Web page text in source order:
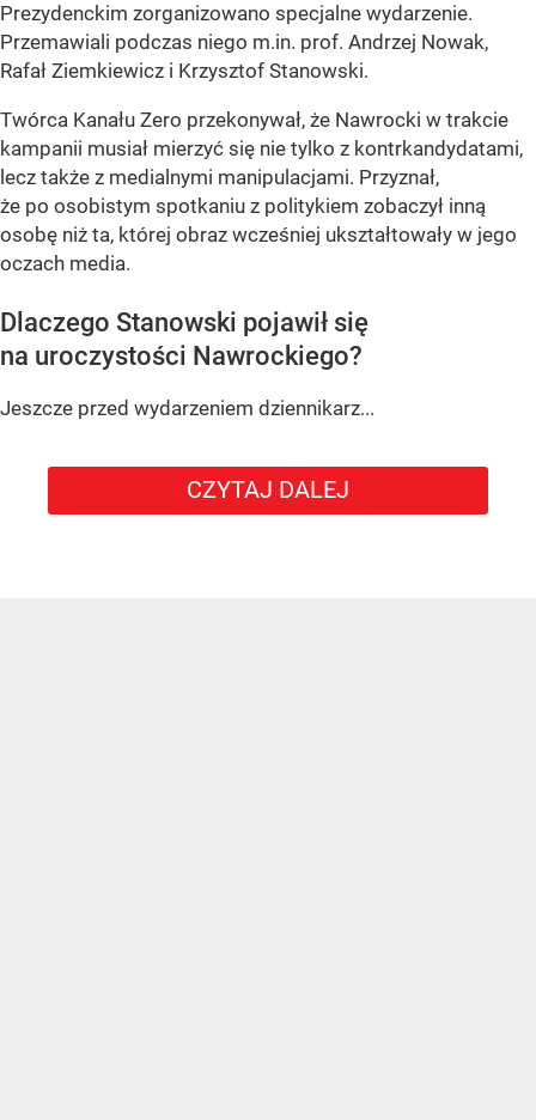
Prezydenckim zorganizowano specjalne wydarzenie.
Przemawiali podczas niego m.in. prof. Andrzej Nowak,
Rafał Ziemkiewicz i Krzysztof Stanowski.
Twórca Kanału Zero przekonywał, że Nawrocki w trakcie
kampanii musiał mierzyć się nie tylko z kontrkandydatami,
lecz także z medialnymi manipulacjami. Przyznał,
że po osobistym spotkaniu z politykiem zobaczył inną
osobę niż ta, której obraz wcześniej ukształtowały w jego
oczach media.
Dlaczego Stanowski pojawił się
na uroczystości Nawrockiego?
Jeszcze przed wydarzeniem dziennikarz...
CZYTAJ DALEJ